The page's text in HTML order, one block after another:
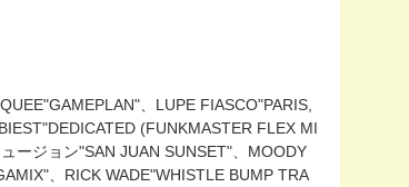
、LUPE FIASCO"PARIS,
(FUNKMASTER FLEX MI
ージョン"SAN JUAN SUNSET"、MOODY
、RICK WADE"WHISTLE BUMP TRA